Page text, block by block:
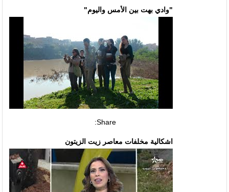
"وادي بهت بين الأمس واليوم"
Share:
اشكالية مخلفات معاصر زيت الزيتون